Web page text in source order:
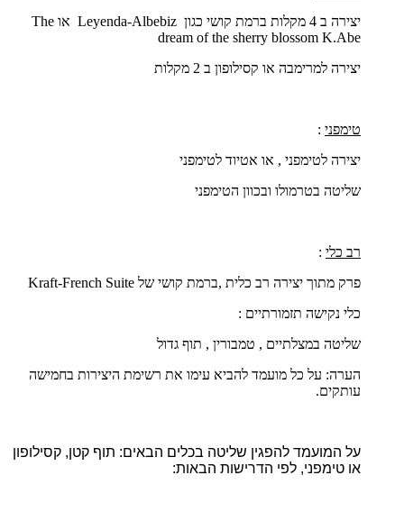
יצירה ב 4 מקלות ברמת קושי כגון
Leyenda-Albebiz או The
dream of the sherry blossom K.Abe
יצירה למרימבה או קסילופון ב 2 מקלות
טימפני :
יצירה לטימפני , או אטיוד לטימפני
שליטה בטרמולו ובכוון הטימפני
רב כלי :
פרק מתוך יצירה רב כלית ,ברמת קושי של French Suite
-
Kraft
כלי נקישה תזמורתיים :
שליטה במצלתיים , טמבורין , תוף גדול
הערה: על כל מועמד להביא עימו את רשימת היצירות בחמישה
עותקים.
על המועמד להפגין שליטה בכלים הבאים: תוף קטן, קסילופון
או טימפני, לפי הדרישות הבאות: